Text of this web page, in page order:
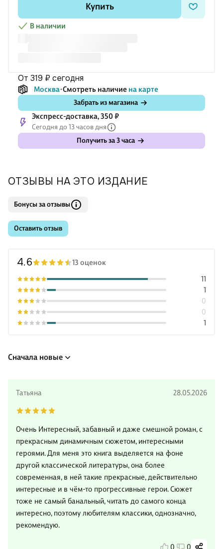
Купить
В наличии
от 319 ₽ сегодня
Москва Смотреть наличие на карте
Забрать из магазина
Экспресс-доставка, 350 ₽
Сегодня до 13 часов дня
Получить за 3 часа
ОТЗЫВЫ НА ЭТО ИЗДАНИЕ
Бонусы за отзывы
Оставить отзыв
4.6 13 оценок
1
0
0
1
11
Сначала новые
Татьяна 28.05.2026
Очень Интересный, забавный и даже смешной роман, с
прекрасным динамичным сюжетом, интересными
героями. Для меня это книга выделяется на фоне
другой классической литературы, она более
современная, в ней такие прекрасные, действительно
интересные и в чём-то прогрессивные герои. Сюжет
тоже не самый банальный, читать до самого конца
интересно, поэтому любителям классики, однозначно,
рекомендую.
0 0